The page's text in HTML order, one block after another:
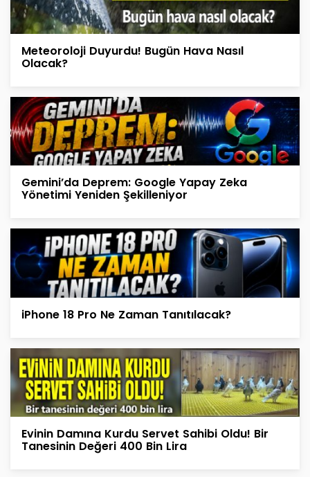
Meteoroloji Duyurdu! Bugün Hava Nasıl
Olacak?
Gemini’da Deprem: Google Yapay Zeka
Yönetimi Yeniden Şekilleniyor
iPhone 18 Pro Ne Zaman Tanıtılacak?
Evinin Damına Kurdu Servet Sahibi Oldu! Bir
Tanesinin Değeri 400 Bin Lira